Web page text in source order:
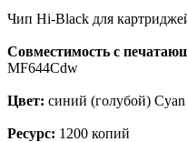
Чип Hi-Black для
Совместимость с
MF644Cdw
Цвет: синий (голубой) Cyan
Ресурс: 1200 копий